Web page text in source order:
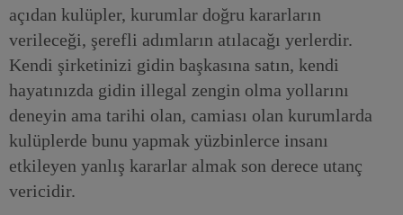
açıdan kulüpler, kurumlar doğru kararların
verileceği, şerefli adımların atılacağı yerlerdir.
Kendi şirketinizi gidin başkasına satın, kendi
hayatınızda gidin illegal zengin olma yollarını
deneyin ama tarihi olan, camiası olan kurumlarda
kulüplerde bunu yapmak yüzbinlerce insanı
etkileyen yanlış kararlar almak son derece utanç
vericidir.